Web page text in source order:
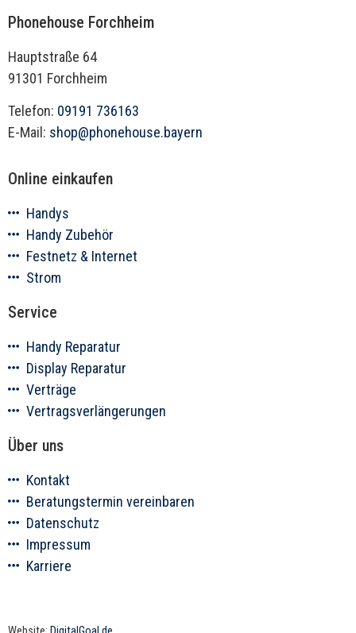
Phonehouse Forchheim
Hauptstraße 64
91301 Forchheim
Telefon: 09191 736163
E-Mail: shop@phonehouse.bayern
Online einkaufen
Handys
Handy Zubehör
Festnetz & Internet
Strom
Service
Handy Reparatur
Display Reparatur
Verträge
Vertragsverlängerungen
Über uns
Kontakt
Beratungstermin vereinbaren
Datenschutz
Impressum
Karriere